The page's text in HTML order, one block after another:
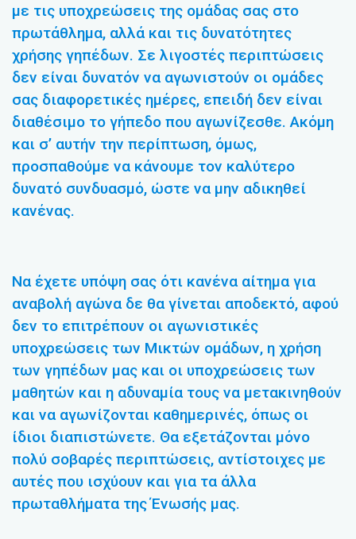
με τις υποχρεώσεις της ομάδας σας στο
πρωτάθλημα, αλλά και τις δυνατότητες
χρήσης γηπέδων. Σε λιγοστές περιπτώσεις
δεν είναι δυνατόν να αγωνιστούν οι ομάδες
σας διαφορετικές ημέρες, επειδή δεν είναι
διαθέσιμο το γήπεδο που αγωνίζεσθε. Ακόμη
και σ’ αυτήν την περίπτωση, όμως,
προσπαθούμε να κάνουμε τον καλύτερο
δυνατό συνδυασμό, ώστε να μην αδικηθεί
κανένας.
Να έχετε υπόψη σας ότι κανένα αίτημα για
αναβολή αγώνα δε θα γίνεται αποδεκτό, αφού
δεν το επιτρέπουν οι αγωνιστικές
υποχρεώσεις των Μικτών ομάδων, η χρήση
των γηπέδων μας και οι υποχρεώσεις των
μαθητών και η αδυναμία τους να μετακινηθούν
και να αγωνίζονται καθημερινές, όπως οι
ίδιοι διαπιστώνετε. Θα εξετάζονται μόνο
πολύ σοβαρές περιπτώσεις, αντίστοιχες με
αυτές που ισχύουν και για τα άλλα
πρωταθλήματα της Ένωσής μας.